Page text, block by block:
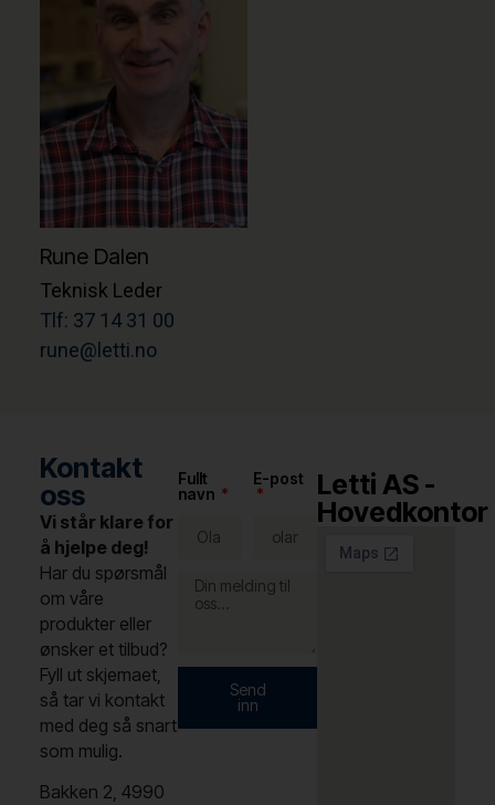
Rune Dalen
Teknisk Leder
Tlf: 37 14 31 00
rune@letti.no
Kontakt
oss
Vi står klare for
å hjelpe deg!
Har du spørsmål
om våre
produkter eller
ønsker et tilbud?
Fyll ut skjemaet,
så tar vi kontakt
med deg så snart
som mulig.
Bakken 2, 4990
Fullt
navn
E-post
Send
inn
Letti AS -
Hovedkontor